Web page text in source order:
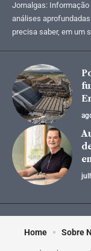
Jornalgas:
análises
precisa saber, em um
Home Sobre